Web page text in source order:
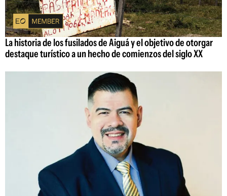
La historia de los fusilados de Aiguá y el objetivo de otorgar
destaque turístico a un hecho de comienzos del siglo XX